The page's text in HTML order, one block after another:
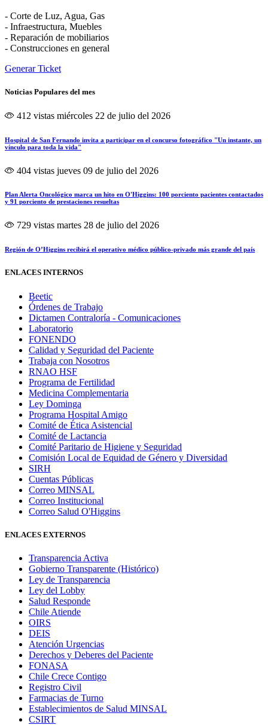
- Corte de Luz, Agua, Gas
- Infraestructura, Muebles
- Reparación de mobiliarios
- Construcciones en general
Generar Ticket
Noticias Populares del mes
412 vistas miércoles 22 de julio del 2026
Hospital de San Fernando invita a participar en el concurso fotográfico "Un instante, un
vínculo para toda la vida"
404 vistas jueves 09 de julio del 2026
Plan Alerta Oncológico marca un hito en O'Higgins: 100 porciento pacientes contactados
y 91 porciento de prestaciones resueltas
729 vistas martes 28 de julio del 2026
Región de O’Higgins recibirá el operativo médico público-privado más grande del país
ENLACES INTERNOS
Beetic
Órdenes de Trabajo
Dictamen Contraloría - Comunicaciones
Laboratorio
FONENDO
Calidad y Seguridad del Paciente
Trabaja con Nosotros
RNAO HSF
Programa de Fertilidad
Medicina Complementaria
Ley Dominga
Programa Hospital Amigo
Comité de Ética Asistencial
Comité de Lactancia
Comité Paritario de Higiene y Seguridad
Comisión Local de Equidad de Género y Diversidad
SIRH
Cuentas Públicas
Correo MINSAL
Correo Institucional
Correo Salud O'Higgins
ENLACES EXTERNOS
Transparencia Activa
Gobierno Transparente (Histórico)
Ley de Transparencia
Ley del Lobby
Salud Responde
Chile Atiende
OIRS
DEIS
Atención Urgencias
Derechos y Deberes del Paciente
FONASA
Chile Crece Contigo
Registro Civil
Farmacias de Turno
Establecimientos de Salud MINSAL
CSIRT